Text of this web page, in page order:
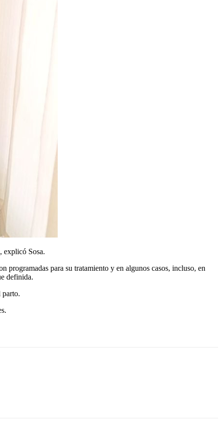
explicó Sosa.
para su tratamiento y en algunos casos, incluso, en
definida.
parto.